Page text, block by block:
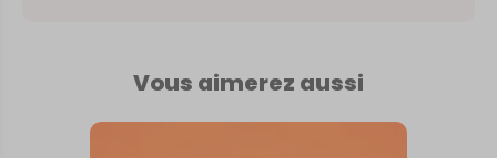
Vous aimerez aussi